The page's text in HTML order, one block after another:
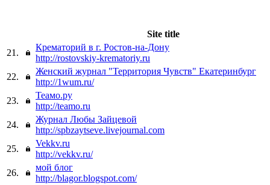
Site title
21.
Крематорий в г. Ростов-на-Дону
http://rostovskiy-krematoriy.ru
22.
Женский журнал "Территория Чувств" Екатеринбург
http://1wum.ru/
23.
Теамо.ру
http://teamo.ru
24.
Журнал Любы Зайцевой
http://spbzaytseve.livejournal.com
25.
Vekkv.ru
http://vekkv.ru/
26.
мой блог
http://blagor.blogspot.com/